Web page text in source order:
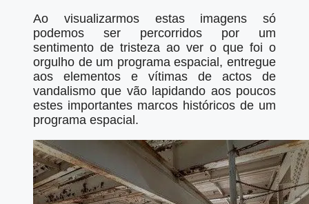
Ao visualizarmos estas imagens só
podemos ser percorridos por um
sentimento de tristeza ao ver o que foi o
orgulho de um programa espacial, entregue
aos elementos e vítimas de actos de
vandalismo que vão lapidando aos poucos
estes importantes marcos históricos de um
programa espacial.